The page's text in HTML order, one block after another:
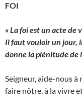
FOI
« La foi est un acte de
Il faut vouloir un jour,
donne la plénitude de
Seigneur, aide-nous à
faire nôtre, à la vivre